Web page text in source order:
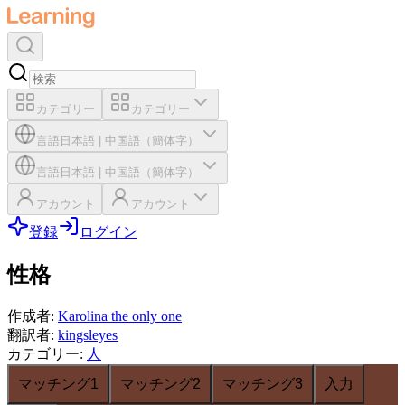
カテゴリー カテゴリー
言語 日本語 中国語（簡体字）
言語 日本語 中国語（簡体字）
アカウント アカウント
登録 ログイン
性格
作成者: Karolina the only one
翻訳者: kingsleyes
カテゴリー: 人
マッチング1
マッチング2 マッチング3 入力